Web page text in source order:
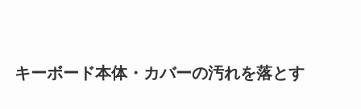
キーボード本体・カバーの汚れを落とす